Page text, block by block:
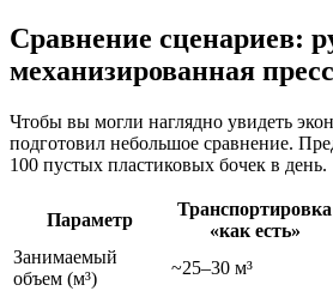
Сравнение сценариев:
механизированная
Чтобы вы могли наглядно увидеть
подготовил небольшое сравнение.
100 пустых пластиковых бочек в день.
Параметр
Транспортировка
«как есть»
Занимаемый
объем (м³)
~25–30 м³